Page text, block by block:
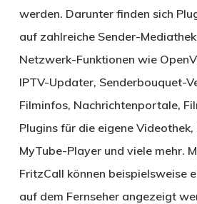
werden. Darunter finden sich
auf zahlreiche Sender-
Netzwerk-Funktionen wie
IPTV-Updater, Senderbouquet-
Filminfos, Nachrichtenportale,
Plugins für die eigene
MyTube-Player und viele mehr.
FritzCall können beispielsweise
auf dem Fernseher angezeigt